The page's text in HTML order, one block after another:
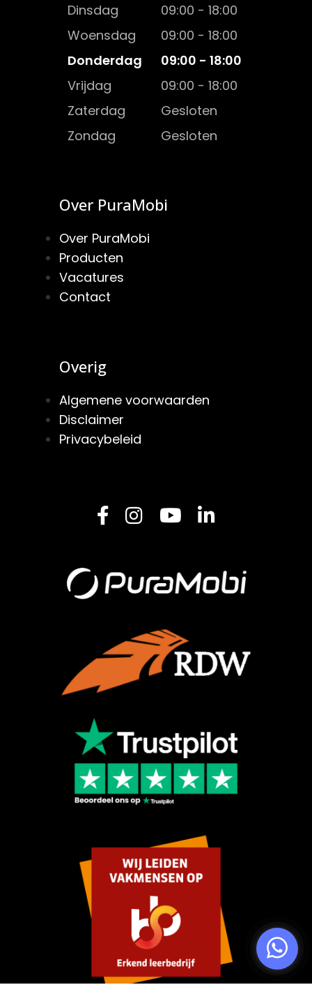
Dinsdag
09:00 - 18:00
Woensdag
09:00 - 18:00
Donderdag
09:00 - 18:00
Vrijdag
09:00 - 18:00
Zaterdag
Gesloten
Zondag
Gesloten
Over PuraMobi
Over PuraMobi
Producten
Vacatures
Contact
Overig
Algemene voorwaarden
Disclaimer
Privacybeleid